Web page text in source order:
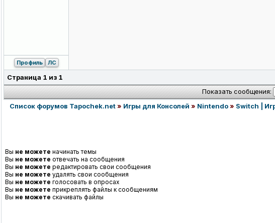
Профиль ЛС
Страница 1 из 1
Показать сообщения:
Список форумов Tapochek.net» Игры для Консолей » Nintendo» Switch |
Вы не можете начинать темы
Вы не можете отвечать на сообщения
Вы не можете редактировать свои сообщения
Вы не можете удалять свои сообщения
Вы не можете голосовать в опросах
Вы не можете прикреплять файлы к сообщениям
Вы не можете скачивать файлы